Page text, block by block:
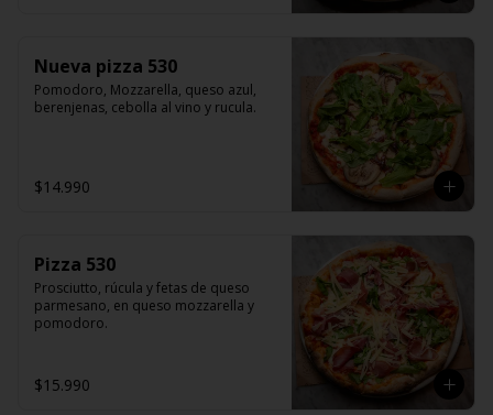
Nueva pizza 530
Pomodoro, Mozzarella, queso azul,
berenjenas, cebolla al vino y rucula.
$14.990
Pizza 530
Prosciutto, rúcula y fetas de queso
parmesano, en queso mozzarella y
pomodoro.
$15.990